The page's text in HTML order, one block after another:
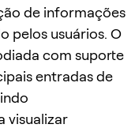
de informações
pelos usuários. O
com suporte
entradas de
visualizar